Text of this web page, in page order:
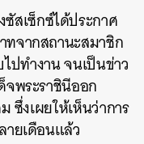
สเซ็กซ์ได้ประกาศ
จากสถานะสมาชิก
ปทำงาน จนเป็นข่าว
พระราชินีออก
ซึ่งเผยให้เห็นว่าการ
ยเดือนแล้ว